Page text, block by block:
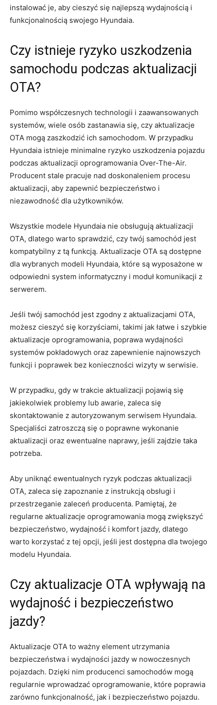
instalować je, aby cieszyć się najlepszą wydajnością‍ i
funkcjonalnością swojego Hyundaia.
Czy istnieje ryzyko uszkodzenia​
samochodu podczas aktualizacji
OTA?
Pomimo współczesnych technologii i zaawansowanych‌
systemów, wiele osób⁢ zastanawia się, czy aktualizacje
OTA mogą⁢ zaszkodzić ich samochodom. W przypadku
Hyundaia istnieje minimalne ryzyko uszkodzenia pojazdu
podczas aktualizacji ⁤oprogramowania Over-The-Air.
Producent ​stale pracuje ⁤nad⁤ doskonaleniem ‌procesu
aktualizacji, aby zapewnić bezpieczeństwo i
niezawodność dla użytkowników.
Wszystkie ⁣modele Hyundaia nie obsługują aktualizacji
OTA, dlatego warto⁤ sprawdzić, czy twój samochód ‍jest
kompatybilny ⁣z tą funkcją. Aktualizacje OTA są dostępne
⁤dla wybranych modeli Hyundaia, ⁤które są wyposażone ​w
odpowiedni system informatyczny i moduł komunikacji z
serwerem.
Jeśli twój⁢ samochód jest zgodny z aktualizacjami OTA,
możesz cieszyć ⁣się ⁣korzyściami,⁢ takimi‌ jak​ łatwe i szybkie
aktualizacje oprogramowania,⁣ poprawa wydajności
systemów ​pokładowych oraz zapewnienie najnowszych
funkcji ​i⁣ poprawek ‍bez konieczności wizyty w serwisie.
W ‌przypadku, gdy w trakcie aktualizacji pojawią ⁣się
jakiekolwiek problemy lub‍ awarie, zaleca się
skontaktowanie z autoryzowanym⁢ serwisem Hyundaia.
Specjaliści zatroszczą się ‍o ‌poprawne wykonanie
aktualizacji ⁣oraz ewentualne ⁢naprawy,⁢ jeśli zajdzie ​taka
potrzeba.
Aby uniknąć ewentualnych ryzyk ‌podczas aktualizacji
OTA, zaleca się zapoznanie z instrukcją⁤ obsługi ‍i
przestrzeganie zaleceń producenta. ⁢Pamiętaj,⁣ że
regularne⁣ aktualizacje oprogramowania mogą zwiększyć
bezpieczeństwo, wydajność i komfort jazdy, dlatego
warto korzystać z tej ‌opcji, jeśli jest dostępna dla twojego
⁣modelu Hyundaia.
Czy⁤ aktualizacje OTA⁤ wpływają‍ na
wydajność ⁤i ⁤bezpieczeństwo
jazdy?
Aktualizacje OTA to ważny ​element utrzymania
bezpieczeństwa i wydajności jazdy w nowoczesnych
pojazdach. Dzięki nim producenci samochodów ⁣mogą
regularnie wprowadzać oprogramowanie, które poprawia
‍zarówno funkcjonalność, jak i bezpieczeństwo pojazdu.